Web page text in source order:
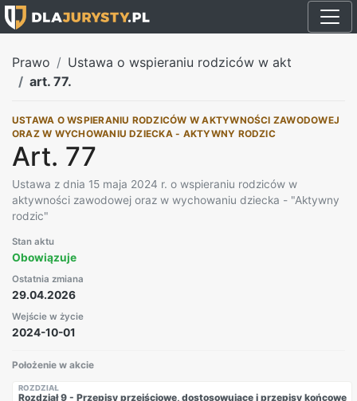
Prawo
Ustawa o wspieraniu rodziców w akt
art. 77.
USTAWA O WSPIERANIU RODZICÓW W AKTYWNOŚCI ZAWODOWEJ
ORAZ W WYCHOWANIU DZIECKA - AKTYWNY RODZIC
Art. 77
Ustawa z dnia 15 maja 2024 r. o wspieraniu rodziców w
aktywności zawodowej oraz w wychowaniu dziecka - "Aktywny
rodzic"
Stan aktu
Obowiązuje
Ostatnia zmiana
29.04.2026
Wejście w życie
2024-10-01
Położenie w akcie
ROZDZIAŁ
Rozdział 9 - Przepisy przejściowe, dostosowujące i przepisy końcowe